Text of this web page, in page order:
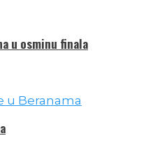
u osminu finala